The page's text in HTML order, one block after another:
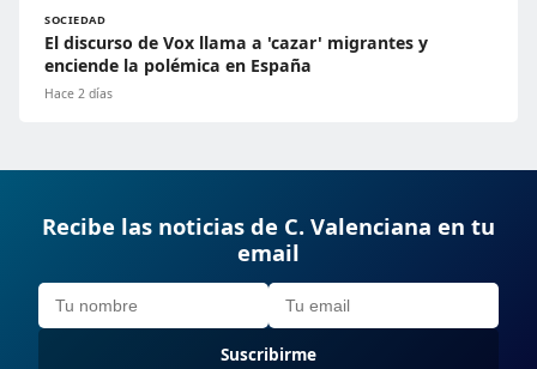
SOCIEDAD
El discurso de Vox llama a 'cazar' migrantes y
enciende la polémica en España
Hace 2 días
Recibe las noticias de C. Valenciana en tu
email
Suscribirme